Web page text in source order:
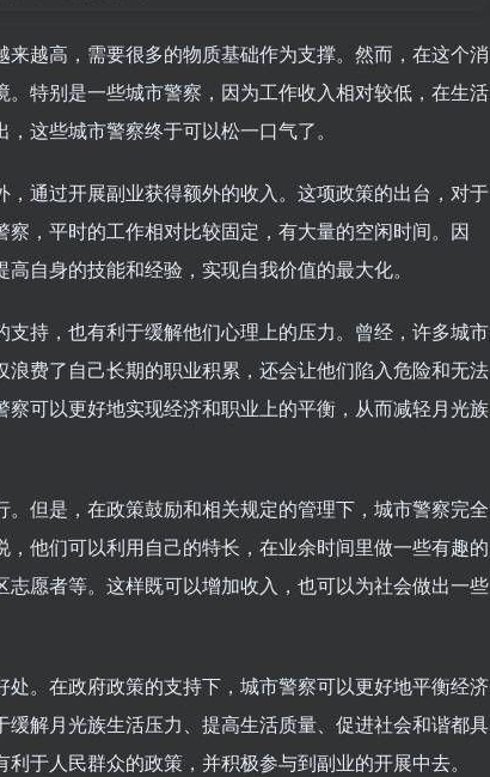
越高，需要很多的物质基础作为支撑。然而，在这个消
特别是一些城市警察，因为工作收入相对较低，在生活
这些城市警察终于可以松一口气了。
通过开展副业获得额外的收入。这项政策的出台，对于
，平时的工作相对比较固定，有大量的空闲时间。因
自身的技能和经验，实现自我价值的最大化。
持，也有利于缓解他们心理上的压力。曾经，许多城市
费了自己长期的职业积累，还会让他们陷入危险和无法
可以更好地实现经济和职业上的平衡，从而减轻月光族
但是，在政策鼓励和相关规定的管理下，城市警察完全
他们可以利用自己的特长，在业余时间里做一些有趣的
愿者等。这样既可以增加收入，也可以为社会做出一些
。在政府政策的支持下，城市警察可以更好地平衡经济
解月光族生活压力、提高生活质量、促进社会和谐都具
于人民群众的政策，并积极参与到副业的开展中去。